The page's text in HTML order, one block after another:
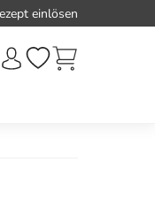
einlösen